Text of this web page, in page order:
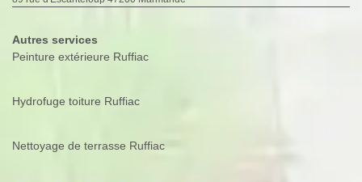
Autres services
Peinture extérieure Ruffiac
Hydrofuge toiture Ruffiac
Nettoyage de terrasse Ruffiac